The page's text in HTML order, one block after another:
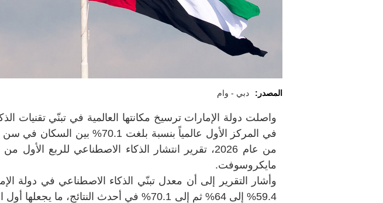
المصدر: دبي - وام
واصلت دولة الإمارات ترسيخ مكانتها العالمية في تبنّي تقنيات
في المركز الأول عالمياً بنسبة بلغت
مايكروسوفت.
وأشار التقرير إلى أن معدل تبنّي الذكاء الاصطناعي في دولة
59.4% إلى 64% ثم إلى 70.1% في أحدث النتائج، ما